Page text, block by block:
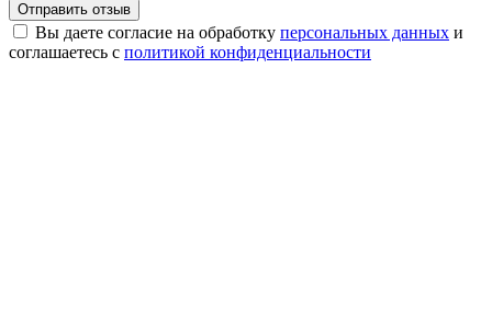
Отправить отзыв
Вы даете согласие на обработку персональных данных и
соглашаетесь с политикой конфиденциальности